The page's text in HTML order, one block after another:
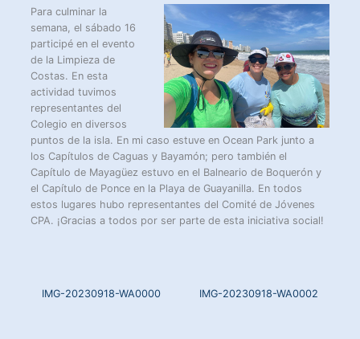
Para culminar la
semana, el sábado 16
participé en el evento
de la Limpieza de
Costas. En esta
actividad tuvimos
representantes del
Colegio en diversos
puntos de la isla. En mi caso estuve en Ocean Park junto a
los Capítulos de Caguas y Bayamón; pero también el
Capítulo de Mayagüez estuvo en el Balneario de Boquerón y
el Capítulo de Ponce en la Playa de Guayanilla. En todos
estos lugares hubo representantes del Comité de Jóvenes
CPA. ¡Gracias a todos por ser parte de esta iniciativa social!
IMG-20230918-WA0000 IMG-20230918-WA0002